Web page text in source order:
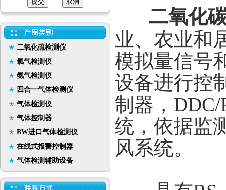
二氧化硫检测仪
氯气检测仪
氨气检测仪
四合一气体检测仪
气体检测仪
气体控制器
BW进口气体检测仪
在线式报警控制器
气体检测辅助设备
二氧化
业、农业和
模拟量信号
设备进行控
制器，
统，依据监
风系统。